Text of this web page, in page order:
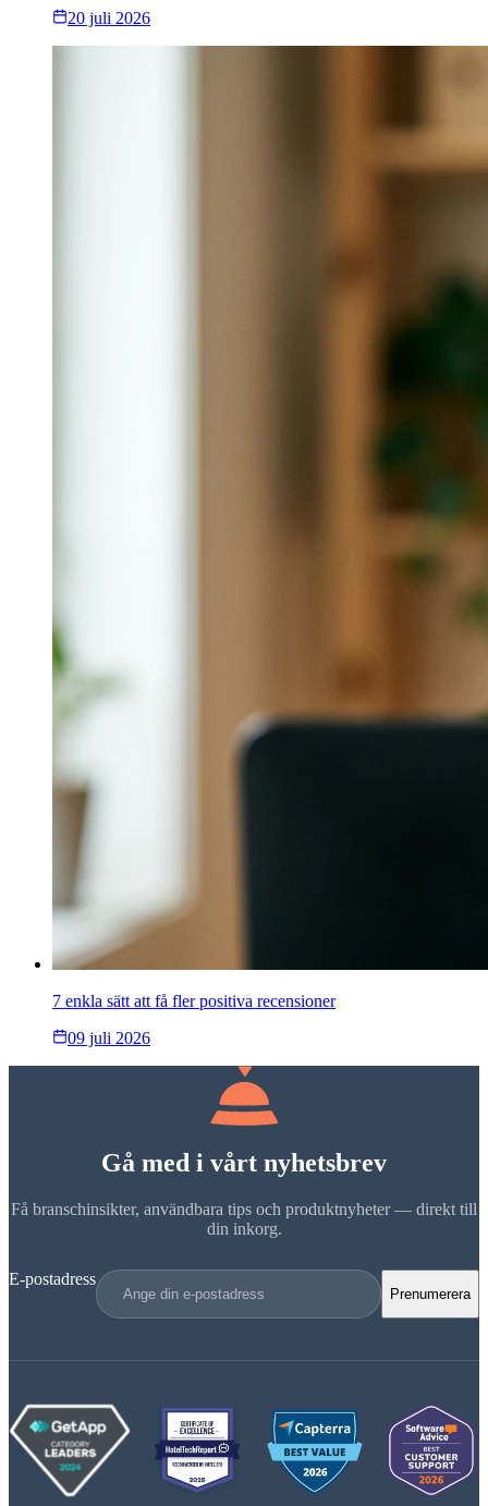
20 juli 2026
7 enkla sätt att få fler positiva recensioner
09 juli 2026
Gå med i vårt nyhetsbrev
Få branschinsikter, användbara tips och produktnyheter — direkt till
din inkorg.
E-postadress
Prenumerera